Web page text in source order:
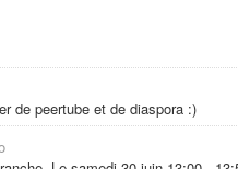
de peertube et de diaspora :)